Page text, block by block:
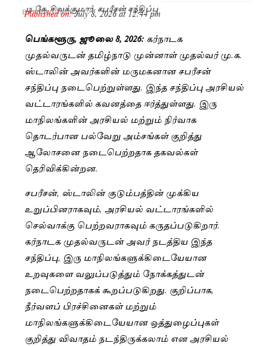
டி.கே. சிவக்குமார்- சபரீசன் சந்திப்பு
ByJayakrishnan R
Published on:July 8, 2026 at 12:44 pm
பெங்களூரு, ஜூலை 8, 2026: கர்நாடக
முதல்வருடன் தமிழ்நாடு முன்னாள் முதல்வர் மு.க.
ஸ்டாலின் அவர்களின் மருமகனான சபரீசன்
சந்திப்பு நடைபெற்றுள்ளது. இந்த சந்திப்பு அரசியல்
வட்டாரங்களில் கவனத்தை ஈர்த்துள்ளது. இரு
மாநிலங்களின் அரசியல் மற்றும் நிர்வாக
தொடர்பான பல்வேறு அம்சங்கள் குறித்து
ஆலோசனை நடைபெற்றதாக தகவல்கள்
தெரிவிக்கின்றன.
சபரீசன், ஸ்டாலின் குடும்பத்தின் முக்கிய
உறுப்பினராகவும், அரசியல் வட்டாரங்களில்
செல்வாக்கு பெற்றவராகவும் கருதப்படுகிறார்.
கர்நாடக முதல்வருடன் அவர் நடத்திய இந்த
சந்திப்பு, இரு மாநிலங்களுக்கிடையேயான
உறவுகளை வலுப்படுத்தும் நோக்கத்துடன்
நடைபெற்றதாகக் கூறப்படுகிறது. குறிப்பாக,
நீர்வளப் பிரச்சினைகள் மற்றும்
மாநிலங்களுக்கிடையேயான ஒத்துழைப்புகள்
குறித்து விவாதம் நடந்திருக்கலாம் என அரசியல்